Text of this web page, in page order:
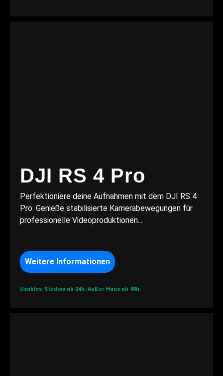
DJI RS 4 Pro
Perfektioniere deine Aufnahmen mit dem DJI RS 4
Pro. Genieße stabilisierte Kamerabewegungen für
professionelle Videoproduktionen...
Weitere Informationen
Usables-Studios ab 24h. Außer Haus ab 48h.